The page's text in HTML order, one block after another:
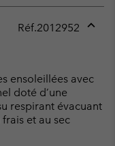
Réf.2012952
ensoleillées avec
doté d’une
respirant évacuant
et au sec